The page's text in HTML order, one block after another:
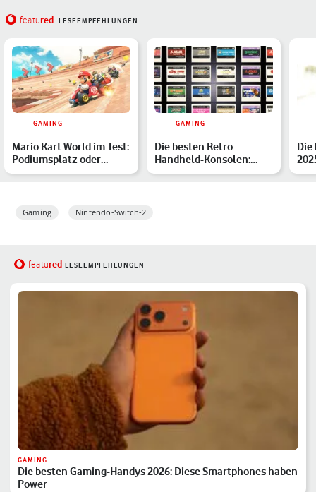
featured LESEEMPFEHLUNGEN
GAMING
Mario Kart World im Test:
Podiumsplatz oder
Fehlstart?
GAMING
Die besten Retro-
Handheld-Konsolen:
Unsere Top 7
Die
Gaming Nintendo-Switch-2
featured LESEEMPFEHLUNGEN
GAMING
Die besten Gaming-Handys 2026: Diese Smartphones haben
Power